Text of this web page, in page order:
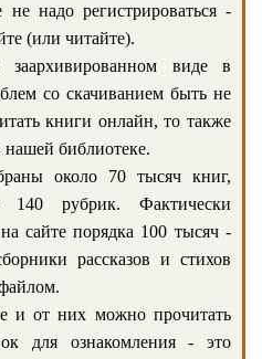
надо регистрироваться -
(или читайте).
виде в
со скачиванием быть не
книги онлайн, то также
нашей библиотеке.
около 70 тысяч книг,
140 рубрик. Фактически
сайте порядка 100 тысяч -
рассказов и стихов
и от них можно прочитать
для ознакомления - это